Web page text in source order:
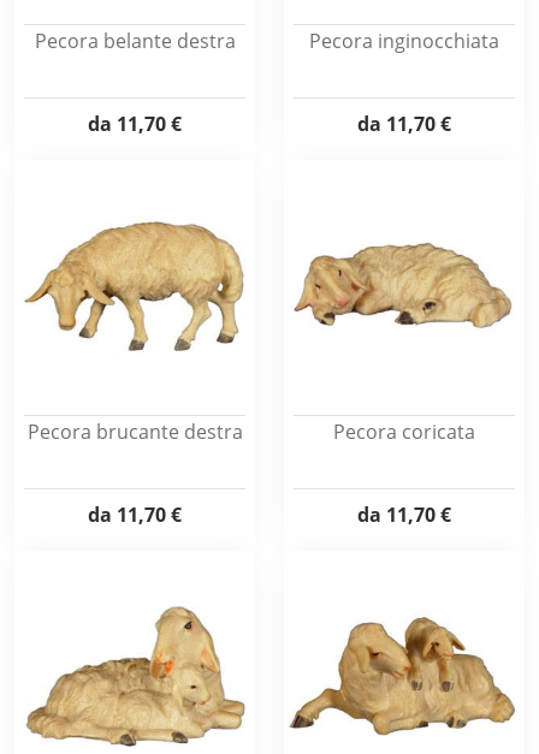
Pecora belante destra
da 11,70 €
Pecora inginocchiata
da 11,70 €
Pecora brucante destra
da 11,70 €
Pecora coricata
da 11,70 €